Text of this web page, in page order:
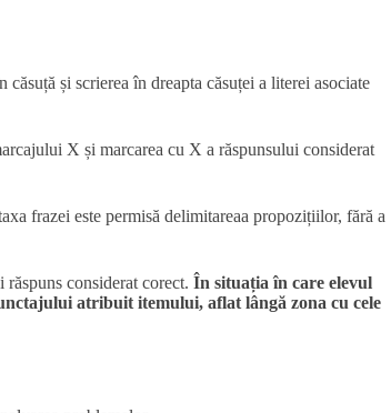
și scrierea în dreapta căsuței a literei asociate
X și marcarea cu X a răspunsului considerat
frazei este permisă delimitareaa propozițiilor, fără a
considerat corect. În situația în care elevul
atribuit itemului, aflat lângă zona cu cele